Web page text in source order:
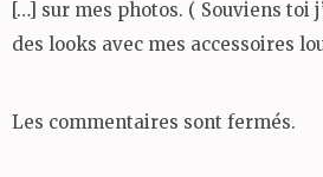
[…] sur mes photos. ( Souviens toi
des looks avec mes accessoires
Les commentaires sont fermés.